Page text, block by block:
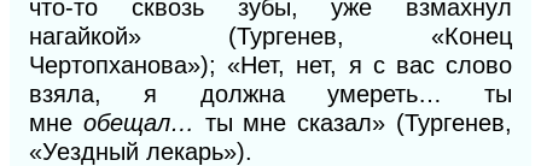
что-то сквозь зубы, уже взмахнул
нагайкой» (Тургенев, «Конец
Чертопханова»); «Нет, нет, я с вас слово
взяла, я должна умереть… ты
мне обещал… ты мне сказал» (Тургенев,
«Уездный лекарь»).